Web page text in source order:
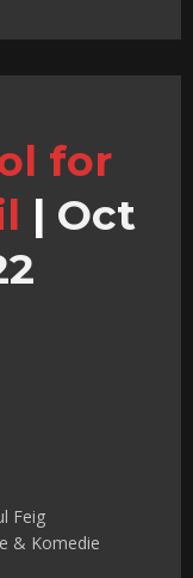
for
| Oct
Feig
& Komedie